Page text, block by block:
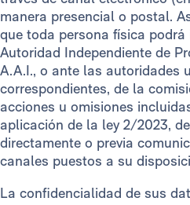
manera presencial o postal.
que toda persona física
Autoridad Independiente de
A.A.I., o ante las autoridades
correspondientes, de la
acciones u omisiones
aplicación de la ley 2/2023,
directamente o previa
canales puestos a su
La confidencialidad de sus